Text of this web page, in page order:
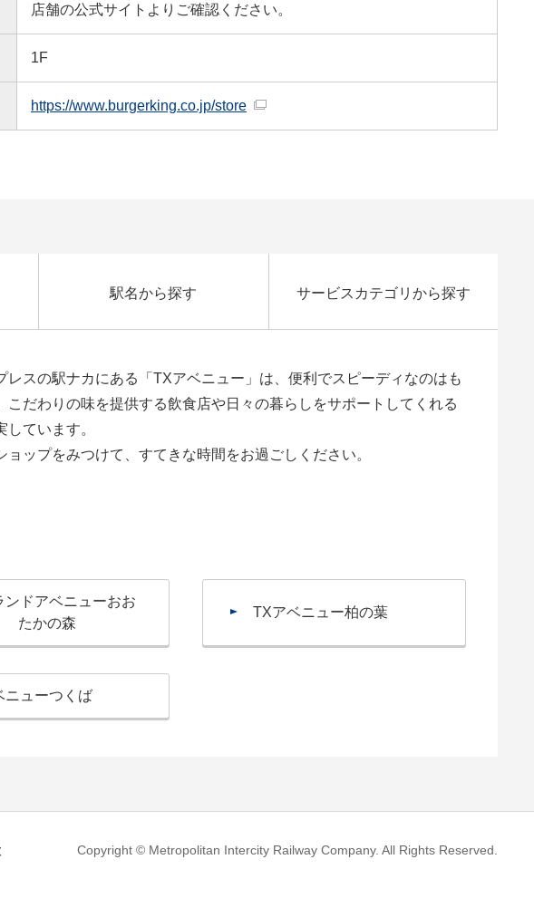
店舗の公式サイトよりご確認ください。
1F
https://www.burgerking.co.jp/store
駅名から探す サービスカテゴリから探す
レスの駅ナカにある「TXアベニュー」は、便利でスピーディなのはも
こだわりの味を提供する飲食店や日々の暮らしをサポートしてくれる
しています。
ョップをみつけて、すてきな時間をお過ごしください。
ンドアベニューおお
たかの森
TXアベニュー柏の葉
ニューつくば
Copyright © Metropolitan Intercity Railway Company. All Rights Reserved.